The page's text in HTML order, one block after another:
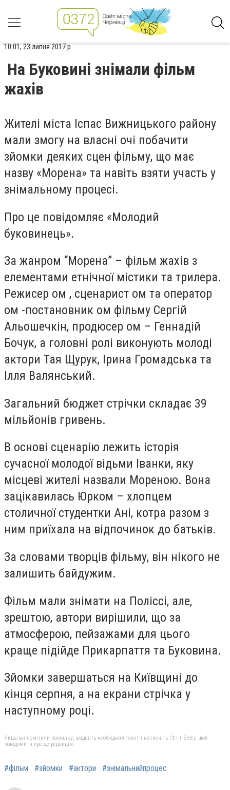
10:01, 23 липня 2017 р.
На Буковині знімали фільм
жахів
Жителі міста Іспас Вижницького району
мали змогу на власні очі побачити
зйомки деяких сцен фільму, що має
назву «Морена» та навіть взяти участь у
знімальному процесі.
Про це повідомляє «Молодий
буковинець».
За жанром “Морена” – фільм жахів з
елементами етнічної містики та трилера.
Режисер ом , сценарист ом та оператор
ом -постановник ом фільму Сергій
Альошечкін, продюсер ом – Геннадій
Бочук, а головні ролі виконують молоді
актори Тая Щурук, Ірина Громадська та
Ілля Валянський.
Загальний бюджет стрічки складає 39
мільйонів гривень.
В основі сценарію лежить історія
сучасної молодої відьми Іванки, яку
місцеві жителі назвали Мореною. Вона
зацікавилась Юрком – хлопцем
столичної студентки Ані, котра разом з
ним приїхала на відпочинок до батьків.
За словами творців фільму, він нікого не
залишить байдужим.
Фільм мали знімати на Поліссі, але,
зрештою, автори вирішили, що за
атмосферою, пейзажами для цього
краще підійде Прикарпаття та Буковина.
Зйомки завершаться на Київщині до
кінця серпня, а на екрани стрічка у
наступному році.
Якщо ви помітили помилку, виділіть необхідний текст і натисніть Ctrl + Enter, щоб
повідомити про це редакцію
#фільм #зйомки #актори #знімальнийпроцес